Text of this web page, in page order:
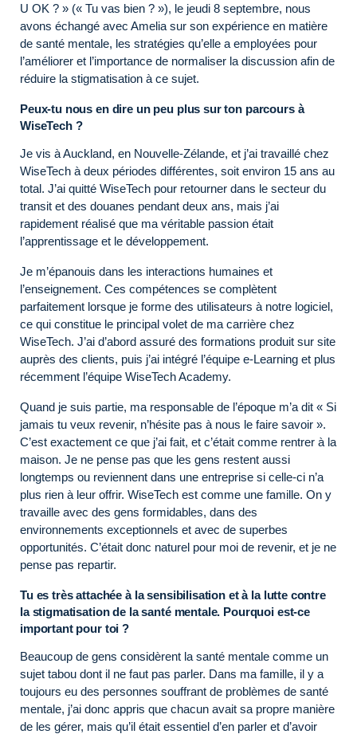
U OK ? » (« Tu vas bien ? »), le jeudi 8 septembre, nous
avons échangé avec Amelia sur son expérience en matière
de santé mentale, les stratégies qu’elle a employées pour
l’améliorer et l’importance de normaliser la discussion afin de
réduire la stigmatisation à ce sujet.
Peux-tu nous en dire un peu plus sur ton parcours à
WiseTech ?
Je vis à Auckland, en Nouvelle-Zélande, et j’ai travaillé chez
WiseTech à deux périodes différentes, soit environ 15 ans au
total. J’ai quitté WiseTech pour retourner dans le secteur du
transit et des douanes pendant deux ans, mais j’ai
rapidement réalisé que ma véritable passion était
l’apprentissage et le développement.
Je m’épanouis dans les interactions humaines et
l’enseignement. Ces compétences se complètent
parfaitement lorsque je forme des utilisateurs à notre logiciel,
ce qui constitue le principal volet de ma carrière chez
WiseTech. J’ai d’abord assuré des formations produit sur site
auprès des clients, puis j’ai intégré l’équipe e-Learning et plus
récemment l’équipe WiseTech Academy.
Quand je suis partie, ma responsable de l’époque m’a dit « Si
jamais tu veux revenir, n’hésite pas à nous le faire savoir ».
C’est exactement ce que j’ai fait, et c’était comme rentrer à la
maison. Je ne pense pas que les gens restent aussi
longtemps ou reviennent dans une entreprise si celle-ci n’a
plus rien à leur offrir. WiseTech est comme une famille. On y
travaille avec des gens formidables, dans des
environnements exceptionnels et avec de superbes
opportunités. C’était donc naturel pour moi de revenir, et je ne
pense pas repartir.
Tu es très attachée à la sensibilisation et à la lutte contre
la stigmatisation de la santé mentale. Pourquoi est-ce
important pour toi ?
Beaucoup de gens considèrent la santé mentale comme un
sujet tabou dont il ne faut pas parler. Dans ma famille, il y a
toujours eu des personnes souffrant de problèmes de santé
mentale, j’ai donc appris que chacun avait sa propre manière
de les gérer, mais qu’il était essentiel d’en parler et d’avoir